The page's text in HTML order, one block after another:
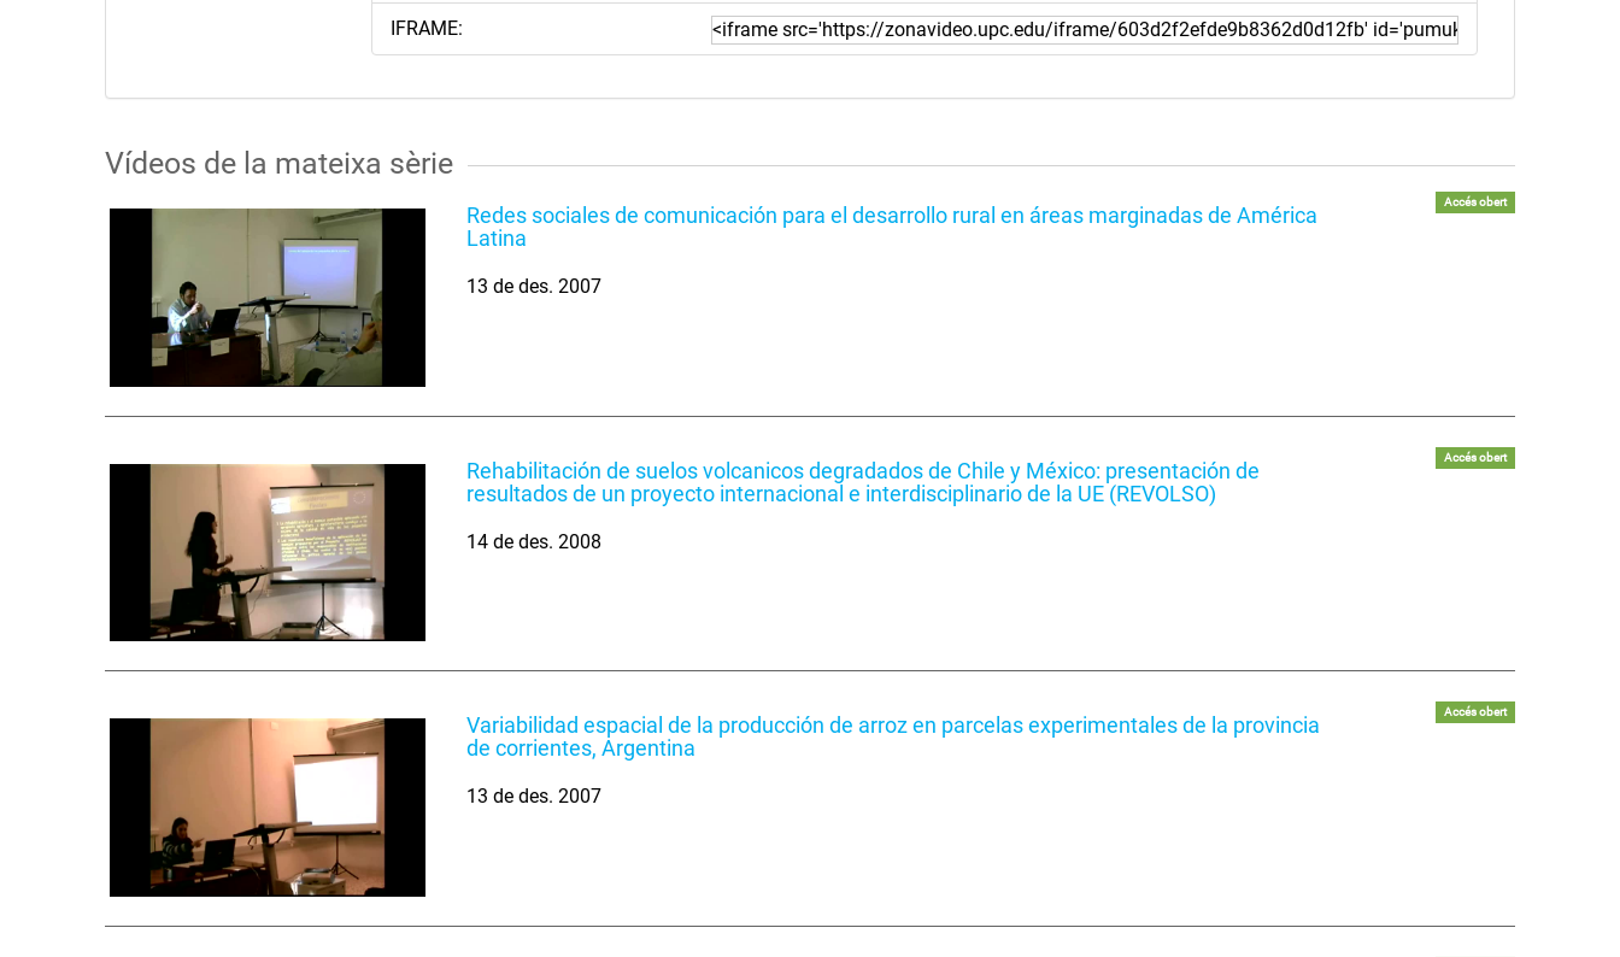
IFRAME:
Vídeos de la mateixa sèrie
Redes sociales de comunicación para el desarrollo rural en áreas marginadas de América
Latina
Accés obert
13 de des. 2007
Rehabilitación de suelos volcanicos degradados de Chile y México: presentación de
resultados de un proyecto internacional e interdisciplinario de la UE (REVOLSO)
Accés obert
14 de des. 2008
Variabilidad espacial de la producción de arroz en parcelas experimentales de la provincia
de corrientes, Argentina
Accés obert
13 de des. 2007